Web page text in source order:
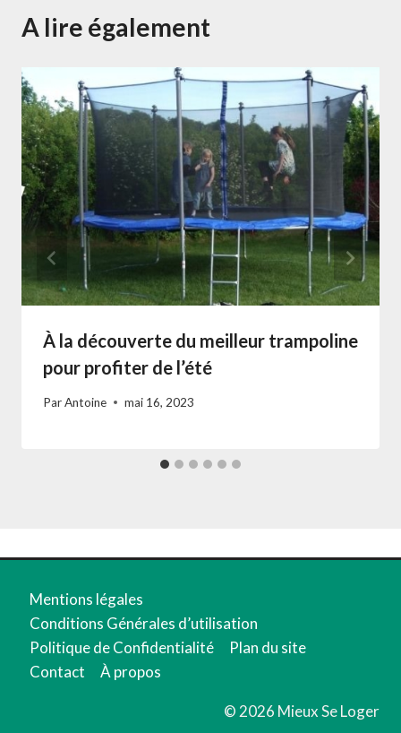
A lire également
À la découverte du meilleur trampoline
pour profiter de l’été
ParAntoine mai 16, 2023
Mentions légales
Conditions Générales d’utilisation
Politique de Confidentialité
Plan du site
Contact
À propos
© 2026 Mieux Se Loger